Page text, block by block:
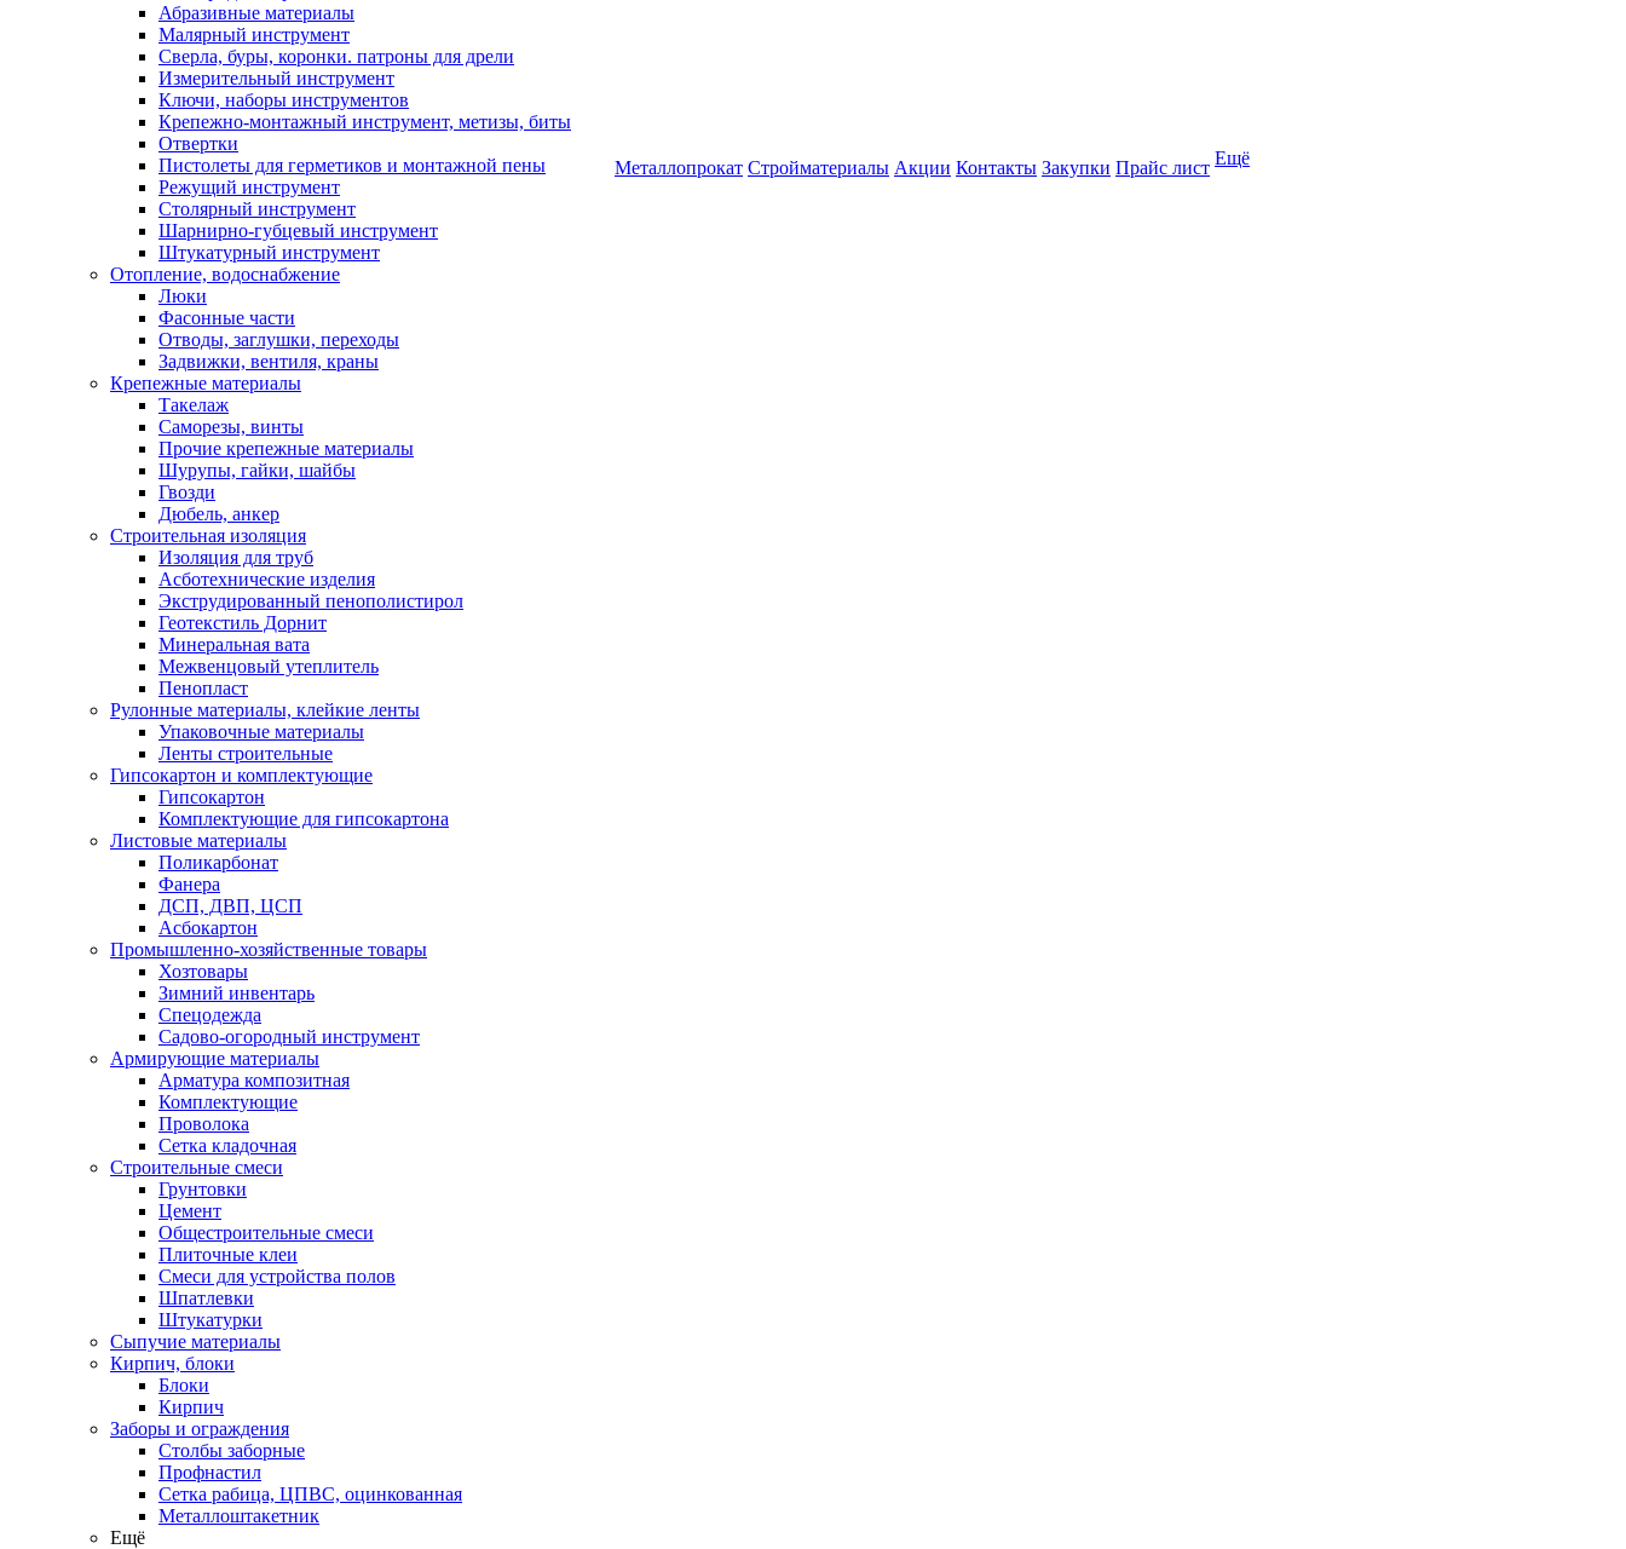
Абразивные материалы
Малярный инструмент
Сверла, буры, коронки. патроны для дрели
Измерительный инструмент
Ключи, наборы инструментов
Крепежно-монтажный инструмент, метизы, биты
Отвертки
Пистолеты для герметиков и монтажной пены
Режущий инструмент
Столярный инструмент
Шарнирно-губцевый инструмент
Штукатурный инструмент
Отопление, водоснабжение
Люки
Фасонные части
Отводы, заглушки, переходы
Задвижки, вентиля, краны
Крепежные материалы
Такелаж
Саморезы, винты
Прочие крепежные материалы
Шурупы, гайки, шайбы
Гвозди
Дюбель, анкер
Строительная изоляция
Изоляция для труб
Асботехнические изделия
Экструдированный пенополистирол
Геотекстиль Дорнит
Минеральная вата
Межвенцовый утеплитель
Пенопласт
Рулонные материалы, клейкие ленты
Упаковочные материалы
Ленты строительные
Гипсокартон и комплектующие
Гипсокартон
Комплектующие для гипсокартона
Листовые материалы
Поликарбонат
Фанера
ДСП, ДВП, ЦСП
Асбокартон
Промышленно-хозяйственные товары
Хозтовары
Зимний инвентарь
Спецодежда
Садово-огородный инструмент
Армирующие материалы
Арматура композитная
Комплектующие
Проволока
Сетка кладочная
Строительные смеси
Грунтовки
Цемент
Общестроительные смеси
Плиточные клеи
Смеси для устройства полов
Шпатлевки
Штукатурки
Сыпучие материалы
Кирпич, блоки
Блоки
Кирпич
Заборы и ограждения
Столбы заборные
Профнастил
Сетка рабица, ЦПВС, оцинкованная
Металлоштакетник
Ещё
Металлопрокат Стройматериалы Акции Контакты Закупки Прайс лист Ещё